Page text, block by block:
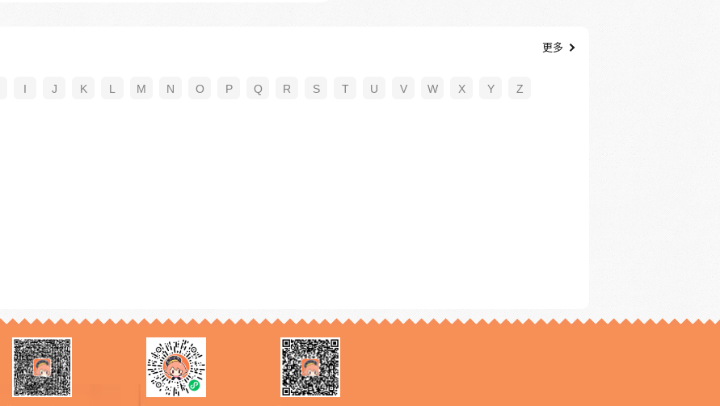
更多
I J K L M N O P Q R S T U V W X Y Z